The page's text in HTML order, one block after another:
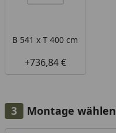
B 541 x T 400 cm
+736,84 €
Montage wählen